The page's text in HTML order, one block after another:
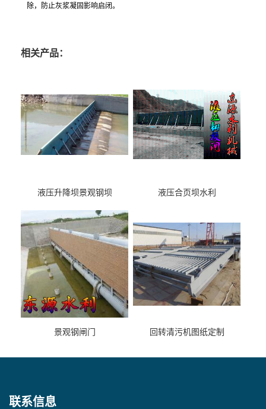
除，防止灰浆凝固影响启闭。
相关产品：
液压升降坝景观钢坝 液压合页坝水利
景观钢闸门 回转清污机图纸定制
联系信息